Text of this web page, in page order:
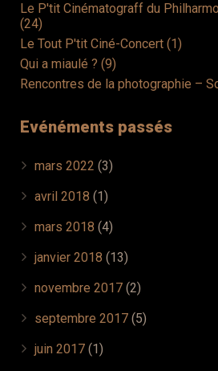
Le P'tit Cinématograff du
(24)
Le Tout P'tit Ciné-Concert (1)
Qui a miaulé ? (9)
Rencontres de la photographie –
Evénéments passés
mars 2022 (3)
avril 2018 (1)
mars 2018 (4)
janvier 2018 (13)
novembre 2017 (2)
septembre 2017 (5)
juin 2017 (1)